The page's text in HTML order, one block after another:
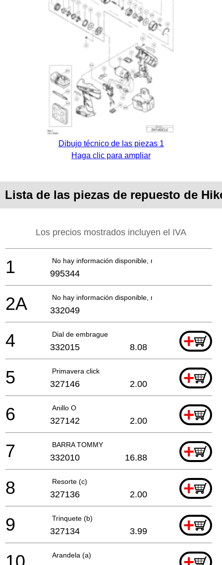
Dibujo técnico de las piezas 1
Haga clic para ampliar
Lista de las piezas de repuesto de
Los precios mostrados incluyen el IVA
No hay información disponible, no se puede pedir
1 995344
No hay información disponible, no se puede pedir
2A 332049
Dial de embrague +
4 332015 8.08
Primavera click +
5 327146 2.00
Anillo O +
6 327142 2.00
BARRA TOMMY +
7 332010 16.88
Resorte (c) +
8 327136 2.00
Trinquete (b) +
9 327134 3.99
Arandela (a)